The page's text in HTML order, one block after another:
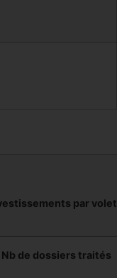
par volet
Nb de dossiers traités